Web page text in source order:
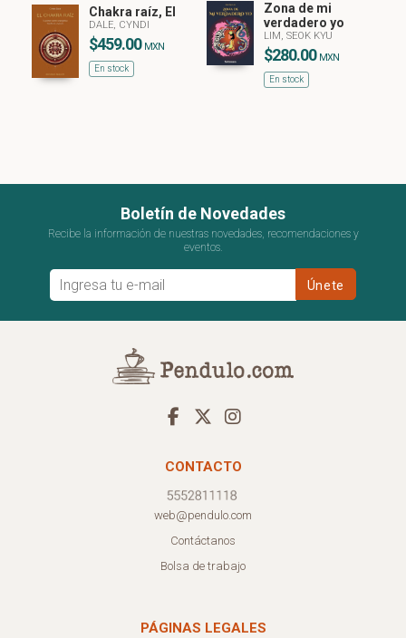
Chakra raíz, El
DALE, CYNDI
$459.00 MXN
En stock
Zona de mi
verdadero yo
LIM, SEOK KYU
$280.00 MXN
En stock
Boletín de Novedades
Recibe la información de nuestras novedades, recomendaciones y
eventos.
CONTACTO
web@pendulo.com
Contáctanos
Bolsa de trabajo
PÁGINAS LEGALES